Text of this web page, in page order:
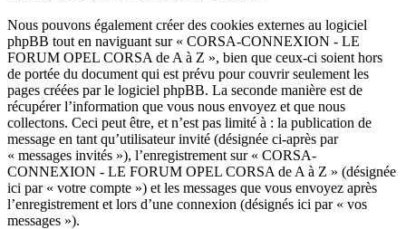
Nous pouvons également créer des cookies externes au logiciel
phpBB tout en naviguant sur « CORSA-CONNEXION - LE
FORUM OPEL CORSA de A à Z », bien que ceux-ci soient hors
de portée du document qui est prévu pour couvrir seulement les
pages créées par le logiciel phpBB. La seconde manière est de
récupérer l’information que vous nous envoyez et que nous
collectons. Ceci peut être, et n’est pas limité à : la publication de
message en tant qu’utilisateur invité (désignée ci-après par
« messages invités »), l’enregistrement sur « CORSA-
CONNEXION - LE FORUM OPEL CORSA de A à Z » (désignée
ici par « votre compte ») et les messages que vous envoyez après
l’enregistrement et lors d’une connexion (désignés ici par « vos
messages »).